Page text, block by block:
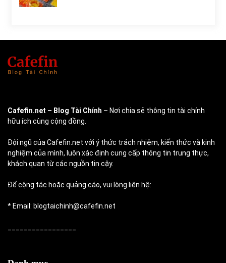
Cafefin.net – Blog Tài Chính – Nơi chia sẻ thông tin tài chính
hữu ích cùng cộng đồng.
Đội ngũ của Cafefin.net với ý thức trách nhiệm, kiến thức và kinh
nghiệm của mình, luôn xác định cung cấp thông tin trung thực,
khách quan từ các nguồn tin cậy.
Để cộng tác hoặc quảng cáo, vui lòng liên hệ:
* Email: blogtaichinh@cafefin.net